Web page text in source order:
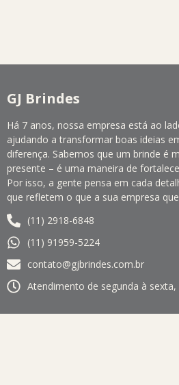
GJ Brindes
Há 7 anos, nossa empresa está ao
ajudando a transformar boas ideias
diferença. Sabemos que um brinde é
presente – é uma maneira de
Por isso, a gente pensa em cada
que refletem o que a sua empresa
(11) 2918-6848
(11) 91959-5224
contato@gjbrindes.com.br
Atendimento de segunda à sexta,